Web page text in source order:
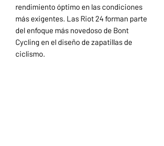
rendimiento óptimo en las condiciones
más exigentes. Las Riot 24 forman parte
del enfoque más novedoso de Bont
Cycling en el diseño de zapatillas de
ciclismo.